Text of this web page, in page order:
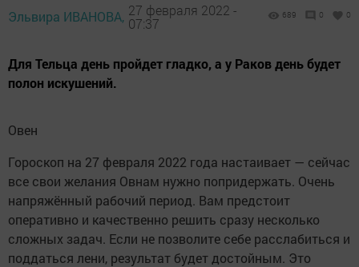
Эльвира ИВАНОВА, 27 февраля 2022 -
07:37
689 0 0
Для Тельца день пройдет гладко, а у Раков день будет
полон искушений.
Овен
Гороскоп на 27 февраля 2022 года настаивает — сейчас
все свои желания Овнам нужно попридержать. Очень
напряжённый рабочий период. Вам предстоит
оперативно и качественно решить сразу несколько
сложных задач. Если не позволите себе расслабиться и
поддаться лени, результат будет достойным. Это